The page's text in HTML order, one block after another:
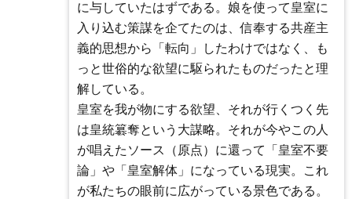
に与していたはずである。娘を使って皇室に
入り込む策謀を企てたのは、信奉する共産主
義的思想から「転向」したわけではなく、も
っと世俗的な欲望に駆られたものだったと理
解している。
皇室を我が物にする欲望、それが行くつく先
は皇統簒奪という大謀略。それが今やこの人
が唱えたソース（原点）に還って「皇室不要
論」や「皇室解体」になっている現実。これ
が私たちの眼前に広がっている景色である。